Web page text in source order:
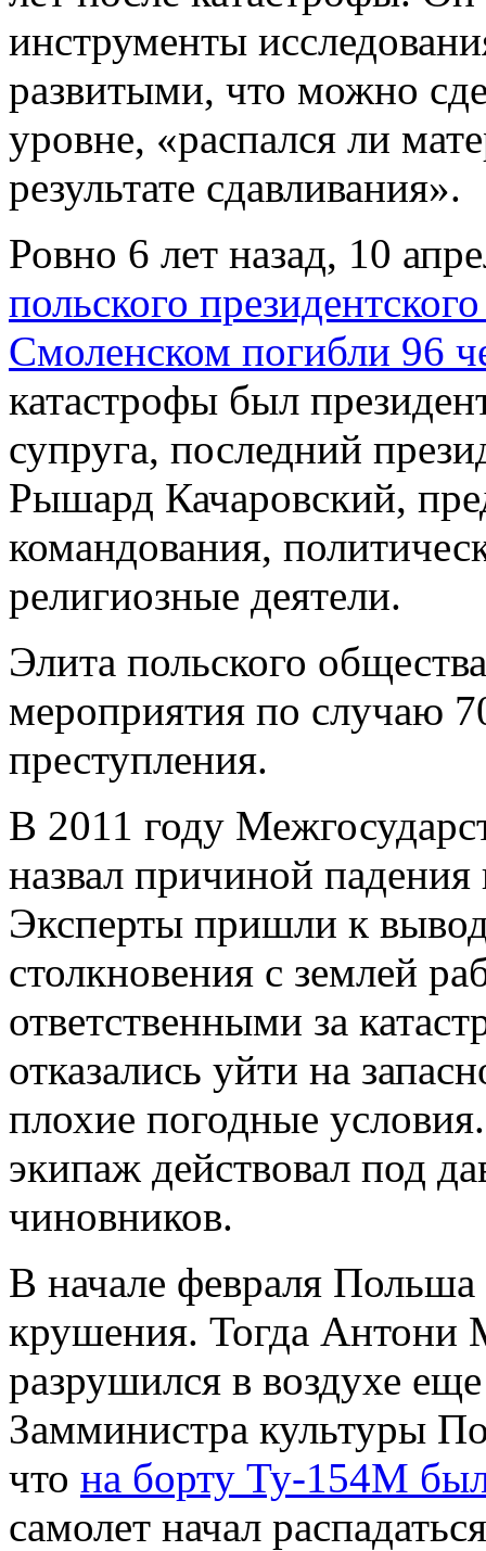
инструменты
развитыми, что можно
уровне, «распался ли
результате сдавливания».
Ровно 6 лет назад, 10
польского
Смоленском погибли 96
катастрофы был
супруга, последний
Рышард Качаровский,
командования,
религиозные деятели.
Элита польского
мероприятия по случаю
преступления.
В 2011 году
назвал причиной
Эксперты пришли к
столкновения с землей
ответственными за
отказались уйти на
плохие погодные
экипаж действовал под
чиновников.
В начале февраля Польша
крушения. Тогда Антони
разрушился в воздухе
Замминистра культуры
что на борту Ту-154М
самолет начал